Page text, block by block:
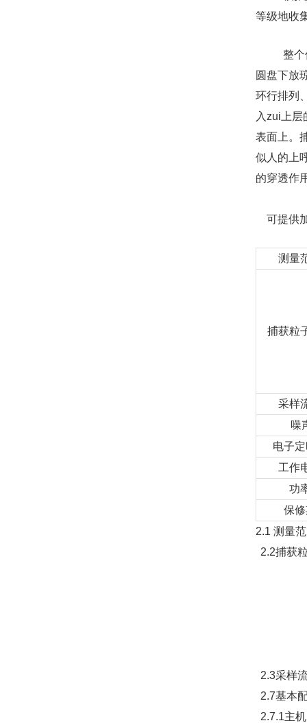
等级地收
整个仪
圆盘下放
环行排列
入zui上
表面上。
似人的上
的穿透作
可提供
测量
捕获粒
采样
噪
电子
工作
功
保
2.1 测量
2.2捕获
2.3采样
2.7基本
2.7.1主